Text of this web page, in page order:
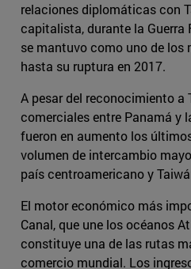
relaciones diplomáticas con
capitalista, durante la Guerra
se mantuvo como uno de los
hasta su ruptura en 2017.
A pesar del reconocimiento a
comerciales entre Panamá y
fueron en aumento los
volumen de intercambio
país centroamericano y
El motor económico más
Canal, que une los océanos
constituye una de las rutas
comercio mundial. Los